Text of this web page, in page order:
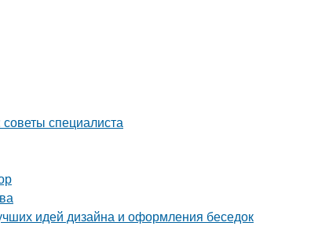
специалиста
идей дизайна и оформления беседок